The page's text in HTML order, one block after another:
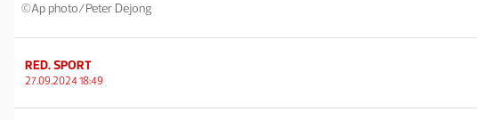
©Ap photo/Peter Dejong
RED. SPORT
27.09.2024 18:49